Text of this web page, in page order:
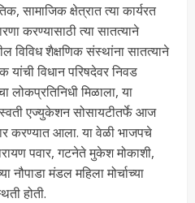
सामाजिक क्षेत्रात त्या कार्यरत
करण्यासाठी त्या सातत्याने
विविध शैक्षणिक संस्थांना सातत्याने
यांची विधान परिषदेवर निवड
लोकप्रतिनिधी मिळाला, या
एज्युकेशन सोसायटीतर्फे आज
करण्यात आला. या वेळी भाजपचे
पवार, गटनेते मुकेश मोकाशी,
नौपाडा मंडल महिला मोर्चाच्या
होती.